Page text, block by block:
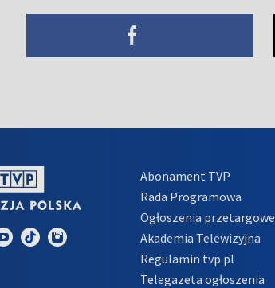
Abonament TVP
Rada Programowa
Ogłoszenia przetargowe
Akademia Telewizyjna
Regulamin tvp.pl
Telegazeta ogłoszenia